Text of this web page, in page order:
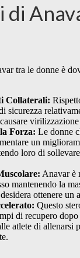
di
tra le donne è
Collaterali:
sicurezza
Forza: Le donne
un
loro di
Anavar è
mantenendo la
ottenere un
Questo
di recupero
atlete di allenarsi